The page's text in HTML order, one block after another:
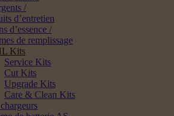
/
d’entretien
d’essence /
de remplissage
Kits
Service Kits
Cut Kits
Upgrade Kits
Care & Clean Kits